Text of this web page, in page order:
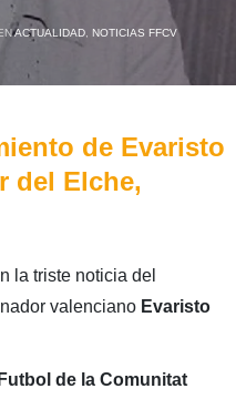
ACTUALIDAD, NOTICIAS FFCV
de Evaristo
del Elche,
la triste noticia del
valenciano Evaristo
de la Comunitat